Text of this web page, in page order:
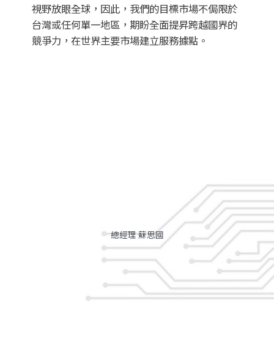
視野放眼全球，因此，我們的目標市場不侷限於
台灣或任何單一地區，期盼全面提昇跨越國界的
競爭力，在世界主要市場建立服務據點。
總經理 蘇思國